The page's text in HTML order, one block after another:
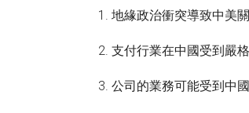
地緣政治衝突導致中美
支付行業在中國受到嚴
公司的業務可能受到中